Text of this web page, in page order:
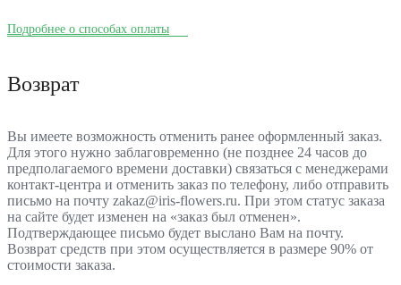
Подробнее о способах оплаты
Возврат
Вы имеете возможность отменить ранее оформленный заказ.
Для этого нужно заблаговременно (не позднее 24 часов до
предполагаемого времени доставки) связаться с менеджерами
контакт-центра и отменить заказ по телефону, либо отправить
письмо на почту zakaz@iris-flowers.ru. При этом статус заказа
на сайте будет изменен на «заказ был отменен».
Подтверждающее письмо будет выслано Вам на почту.
Возврат средств при этом осуществляется в размере 90% от
стоимости заказа.